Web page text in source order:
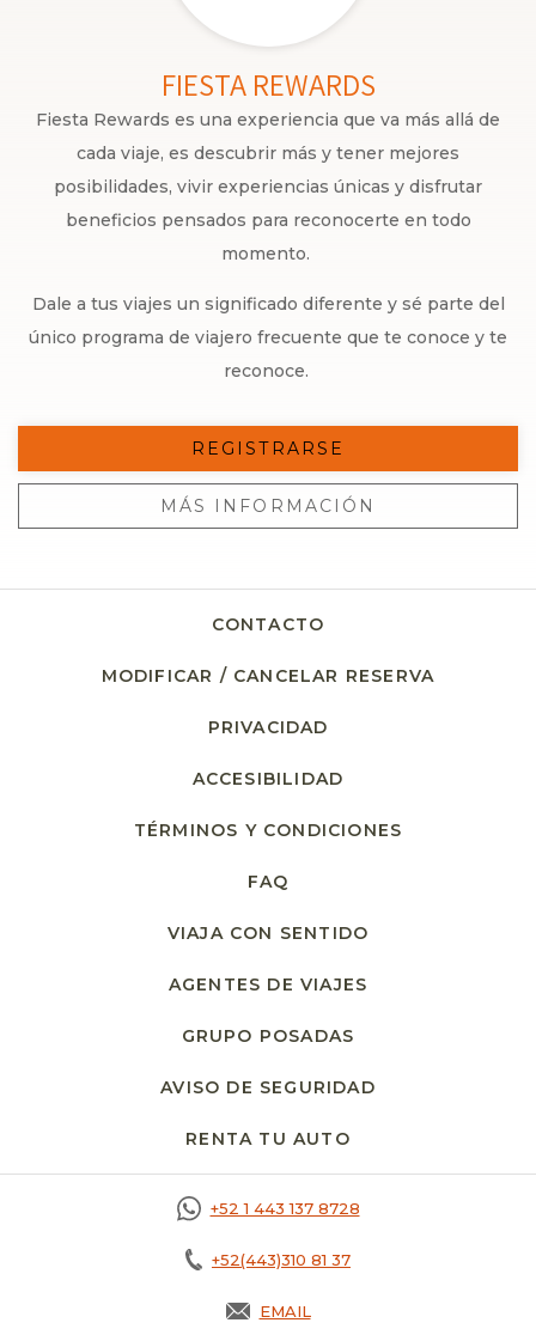
FIESTA REWARDS
Fiesta Rewards es una experiencia que va más allá de
cada viaje, es descubrir más y tener mejores
posibilidades, vivir experiencias únicas y disfrutar
beneficios pensados para reconocerte en todo
momento.
Dale a tus viajes un significado diferente y sé parte del
único programa de viajero frecuente que te conoce y te
reconoce.
REGISTRARSE
MÁS INFORMACIÓN
CONTACTO
MODIFICAR / CANCELAR RESERVA
PRIVACIDAD
ACCESIBILIDAD
TÉRMINOS Y CONDICIONES
FAQ
VIAJA CON SENTIDO
AGENTES DE VIAJES
GRUPO POSADAS
AVISO DE SEGURIDAD
RENTA TU AUTO
+52 1 443 137 8728
+52(443)310 81 37
EMAIL